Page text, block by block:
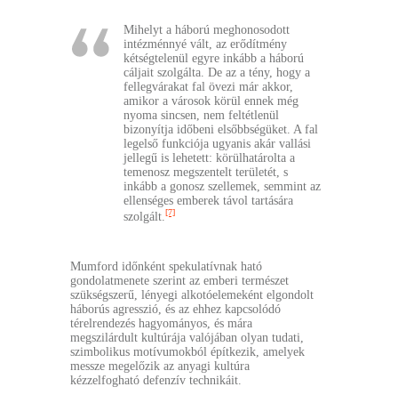
Mihelyt a háború meghonosodott
intézménnyé vált, az erődítmény
kétségtelenül egyre inkább a háború
cáljait szolgálta. De az a tény, hogy a
fellegvárakat fal övezi már akkor,
amikor a városok körül ennek még
nyoma sincsen, nem feltétlenül
bizonyítja időbeni elsőbbségüket. A fal
legelső funkciója ugyanis akár vallási
jellegű is lehetett: körülhatárolta a
temenosz megszentelt területét, s
inkább a gonosz szellemek, semmint az
ellenséges emberek távol tartására
szolgált. [7]
Mumford időnként spekulatívnak ható
gondolatmenete szerint az emberi természet
szükségszerű, lényegi alkotóelemeként elgondolt
háborús agresszió, és az ehhez kapcsolódó
térelrendezés hagyományos, és mára
megszilárdult kultúrája valójában olyan tudati,
szimbolikus motívumokból építkezik, amelyek
messze megelőzik az anyagi kultúra
kézzelfogható defenzív technikáit.